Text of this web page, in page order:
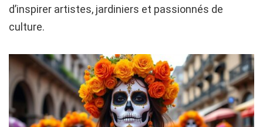
d’inspirer artistes, jardiniers et passionnés de
culture.